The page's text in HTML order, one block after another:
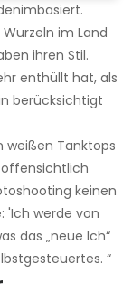
im Land
ihren Stil.
enthüllt hat, als
berücksichtigt
weißen Tanktops
keinen
'Ich werde von
das „neue Ich“
“